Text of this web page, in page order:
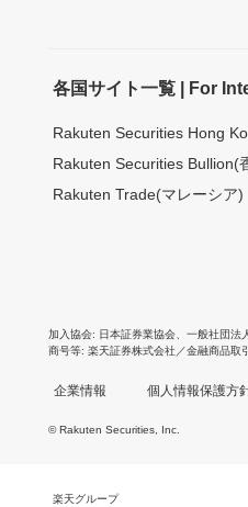
各国サイト一覧 | For
Rakuten Securities Hong
Rakuten Securities Bullion(
Rakuten Trade(マレーシア)
加入協会 日本証券業協会、 一般社団法
商号等 楽天証券株式会社／金融商品取
企業情報 個人情報保護方
© Rakuten Securities, Inc.
楽天グループ